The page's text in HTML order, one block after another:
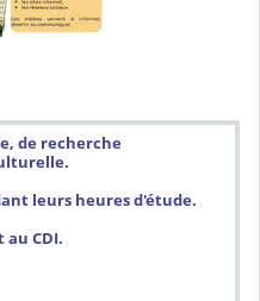
de recherche
leurs heures d'étude.
CDI.